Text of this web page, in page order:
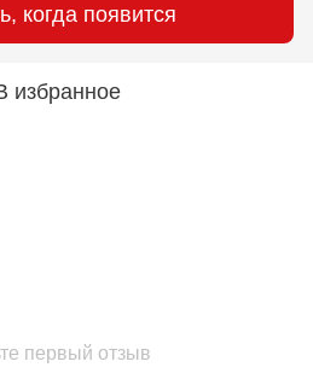
когда появится
избранное
первый отзыв